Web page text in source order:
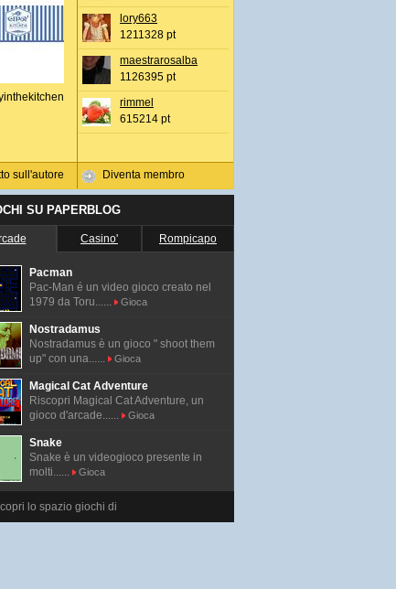
sull'autore
lory663
1211328 pt
maestrarosalba
1126395 pt
rimmel
615214 pt
Diventa membro
SU PAPERBLOG
Casino' Rompicapo
Pacman
Pac-Man é un video gioco creato nel
1979 da Toru......
Gioca
Nostradamus
Nostradamus è un gioco " shoot them
up" con una......
Gioca
Magical Cat Adventure
Riscopri Magical Cat Adventure, un
gioco d'arcade......
Gioca
Snake
Snake è un videogioco presente in
molti......
Gioca
lo spazio giochi di